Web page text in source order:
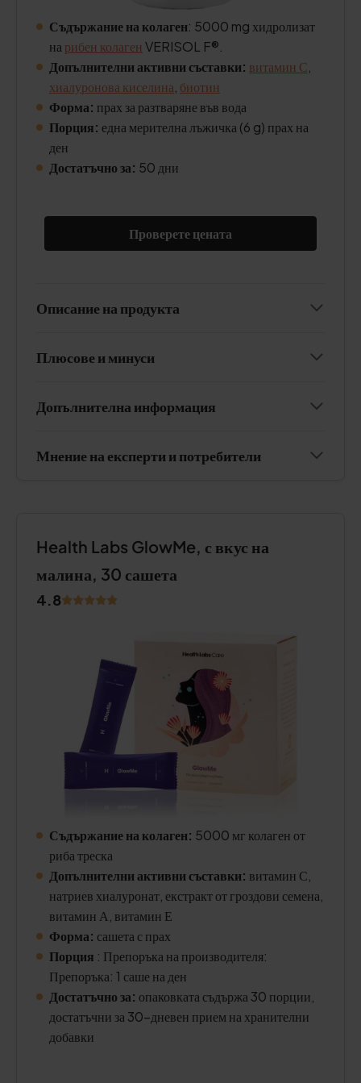
Съдържание на колаген: 5000 mg хидролизат
на рибен колагенVERISOL F®.
Допълнителни активни съставки: витамин С
хиалуронова киселина биотин
Форма: прах за разтваряне във вода
Порция: една мерителна лъжичка (6 g) прах на
ден
Достатъчно за: 50 дни
Проверете цената
Описание на продукта
Плюсове и минуси
Допълнителна информация
Мнение на експерти и потребители
Health Labs GlowMe, с вкус на
малина, 30 сашета
4.8
Съдържание на колаген: 5000 мг колаген от
риба треска
Допълнителни активни съставки: витамин С,
натриев хиалуронат, екстракт от гроздови семена,
витамин А, витамин Е
Форма: сашета с прах
Порция : Препоръка на производителя:
Препоръка: 1 саше на ден
Достатъчно за: опаковката съдържа 30 порции,
достатъчни за 30-дневен прием на хранителни
добавки